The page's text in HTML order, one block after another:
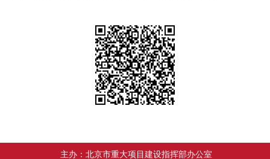
主办：北京市重大项目建设指挥部办公室